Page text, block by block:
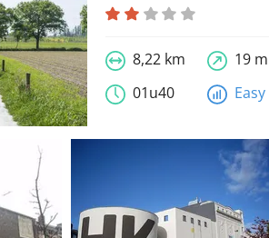
8,22 km
19 m
01u40
Easy